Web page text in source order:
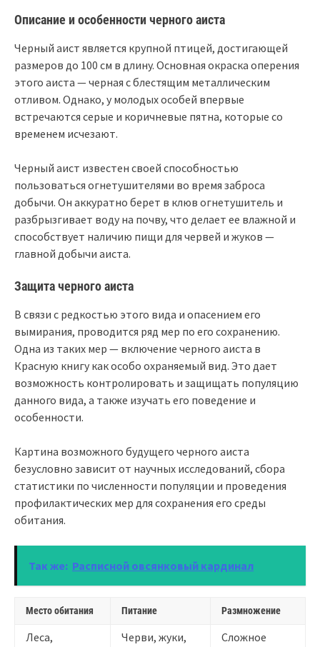
Описание и особенности черного аиста
Черный аист является крупной птицей, достигающей
размеров до 100 см в длину. Основная окраска оперения
этого аиста — черная с блестящим металлическим
отливом. Однако, у молодых особей впервые
встречаются серые и коричневые пятна, которые со
временем исчезают.
Черный аист известен своей способностью
пользоваться огнетушителями во время заброса
добычи. Он аккуратно берет в клюв огнетушитель и
разбрызгивает воду на почву, что делает ее влажной и
способствует наличию пищи для червей и жуков —
главной добычи аиста.
Защита черного аиста
В связи с редкостью этого вида и опасением его
вымирания, проводится ряд мер по его сохранению.
Одна из таких мер — включение черного аиста в
Красную книгу как особо охраняемый вид. Это дает
возможность контролировать и защищать популяцию
данного вида, а также изучать его поведение и
особенности.
Картина возможного будущего черного аиста
безусловно зависит от научных исследований, сбора
статистики по численности популяции и проведения
профилактических мер для сохранения его среды
обитания.
Так же: Расписной овсянковый кардинал
Место обитания Питание Размножение
Леса,
Черви, жуки,
Сложное